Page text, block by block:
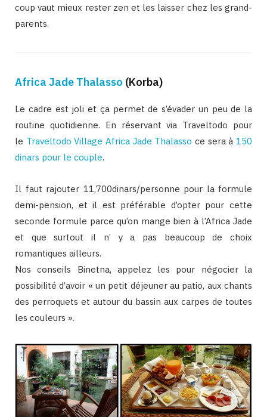
coup vaut mieux rester zen et les laisser chez les grand-
parents.
Africa Jade Thalasso (Korba)
Le cadre est joli et ça permet de s’évader un peu de la
routine quotidienne. En réservant via Traveltodo pour
le Traveltodo Village Africa Jade Thalasso ce sera à150
dinars pour le couple.
Il faut rajouter 11,700dinars/personne pour la formule
demi-pension, et il est préférable d’opter pour cette
seconde formule parce qu’on mange bien à l’Africa Jade
et que surtout il n’ y a pas beaucoup de choix
romantiques ailleurs.
Nos conseils Binetna, appelez les pour négocier la
possibilité d’avoir « un petit déjeuner au patio, aux chants
des perroquets et autour du bassin aux carpes de toutes
les couleurs ».